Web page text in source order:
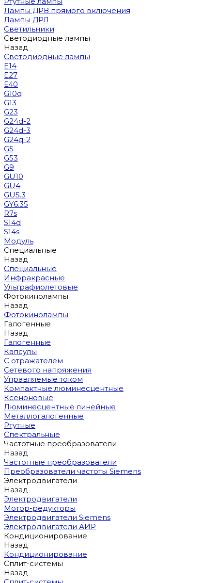
Лампы ДРВ прямого включения
Лампы ДРЛ
Светильники
Светодиодные лампы
Назад
Светодиодные лампы
E14
E27
E40
G10q
G13
G23
G24d-2
G24d-3
G24q-2
G5
G53
G9
GU10
GU4
GU5.3
GY6.35
R7s
S14d
S14s
Модуль
Специальные
Назад
Специальные
Инфракрасные
Ультрафиолетовые
Фотокинолампы
Назад
Фотокинолампы
Галогенные
Назад
Галогенные
Капсулы
С отражателем
Сетевого напряжения
Управляемые током
Компактные люминесцентные
Ксеноновые
Люминесцентные линейные
Металлогалогенные
Ртутные
Спектральные
Частотные преобразователи
Назад
Частотные преобразователи
Преобразователи частоты Siemens
Электродвигатели
Назад
Электродвигатели
Мотор-редукторы
Электродвигатели Siemens
Электродвигатели АИР
Кондиционирование
Назад
Кондиционирование
Сплит-системы
Назад